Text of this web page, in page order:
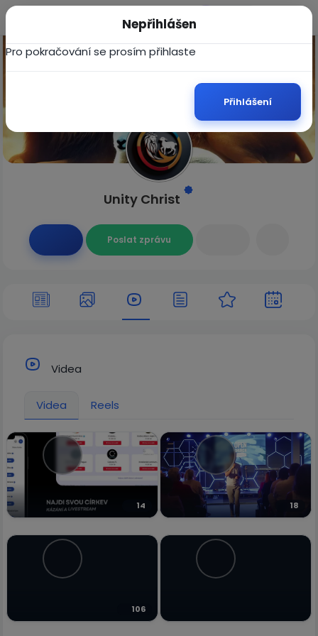
Unity Christ
Poslat zprávu
Videa
Videa Reels
14 18
106
Nepřihlášen
Pro pokračování se prosím přihlaste
Přihlášení